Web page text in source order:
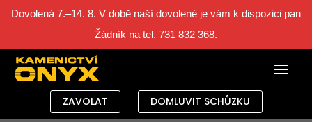
Dovolená 7.–14. 8. V době naší dovolené je vám k dispozici pan
Žádník na tel. 731 832 368.
ZAVOLAT DOMLUVIT SCHŮZKU